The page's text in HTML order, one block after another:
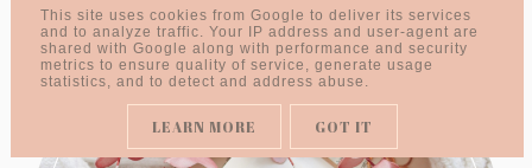
This site uses cookies from Google to deliver its services
and to analyze traffic. Your IP address and user-agent are
shared with Google along with performance and security
metrics to ensure quality of service, generate usage
statistics, and to detect and address abuse.
LEARN MORE GOT IT